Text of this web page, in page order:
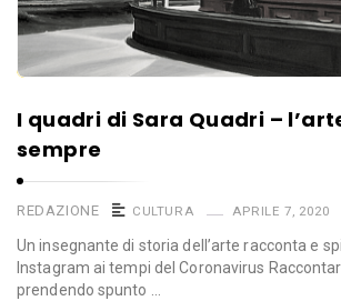
I quadri di Sara Quadri –
sempre
REDAZIONE CULTURA APRILE 7, 2020
Un insegnante di storia dell’arte racconta e
Instagram ai tempi del Coronavirus
prendendo spunto …